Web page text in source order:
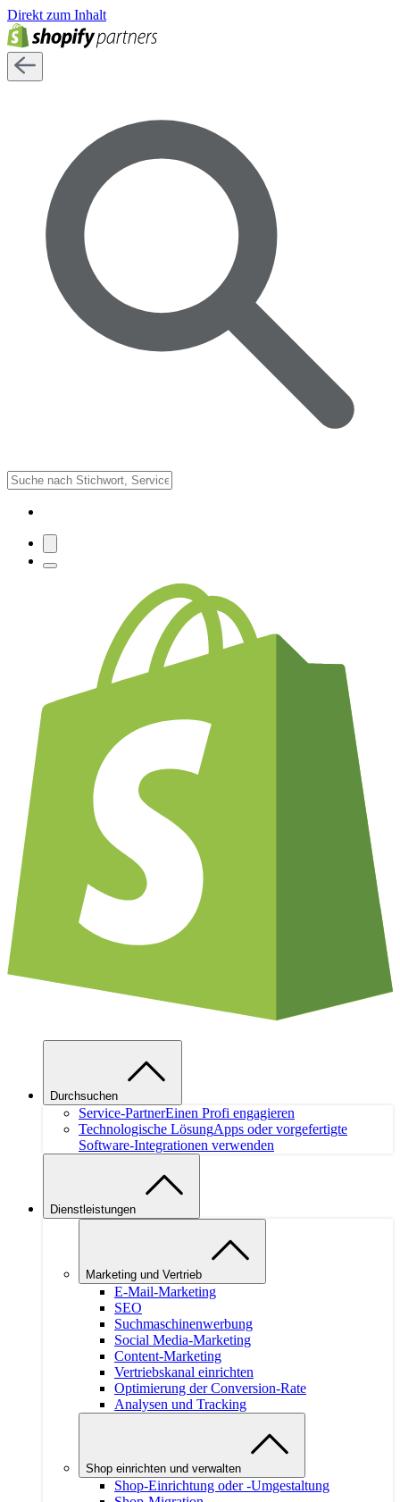
Direkt zum Inhalt
Durchsuchen
Service-PartnerEinen Profi engagieren
Technologische LösungApps oder vorgefertigte
Software-Integrationen verwenden
Dienstleistungen
Marketing und Vertrieb
E-Mail-Marketing
SEO
Suchmaschinenwerbung
Social Media-Marketing
Content-Marketing
Vertriebskanal einrichten
Optimierung der Conversion-Rate
Analysen und Tracking
Shop einrichten und verwalten
Shop-Einrichtung oder -Umgestaltung